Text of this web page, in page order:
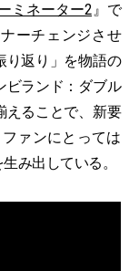
ミネーター2』で
ーチェンジさせ
り返り」を物語の
ビランド：ダブル
えることで、新要
ァンにとっては
み出している。